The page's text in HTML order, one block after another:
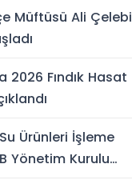
Müftüsü Ali Çelebi
2026 Fındık Hasat
Ürünleri İşleme
Yönetim Kurulu